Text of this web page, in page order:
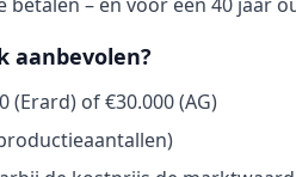
aanbevolen?
of €30.000 (AG)